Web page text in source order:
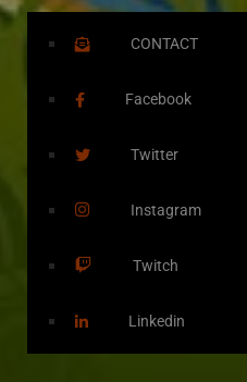
CONTACT
Facebook
Twitter
Instagram
Twitch
Linkedin